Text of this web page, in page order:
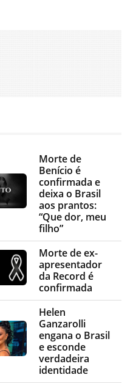
Morte de
Benício é
confirmada e
deixa o Brasil
aos prantos:
“Que dor, meu
filho”
Morte de ex-
apresentador
da Record é
confirmada
Helen
Ganzarolli
engana o Brasil
e esconde
verdadeira
identidade